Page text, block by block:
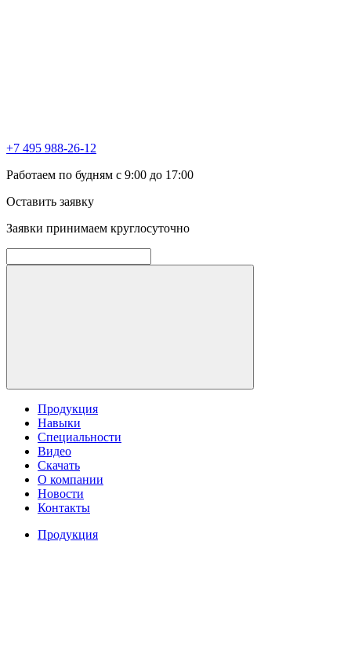
+7 495 988-26-12
Работаем по будням с 9:00 до 17:00
Оставить заявку
Заявки принимаем круглосуточно
Продукция
Навыки
Специальности
Видео
Скачать
О компании
Новости
Контакты
Продукция